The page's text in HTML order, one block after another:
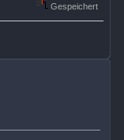
Gespeichert